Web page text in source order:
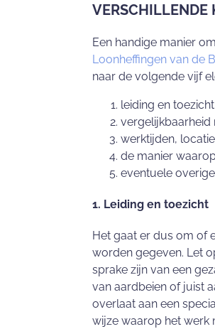
VERSCHILLENDE
Een handige manier
Loonheffingen van de
naar de volgende vijf
leiding en toezicht
vergelijkbaarheid
werktijden,
de manier
eventuele
1. Leiding en toezicht
Het gaat er dus om of
worden gegeven. Let
sprake zijn van een
van aardbeien of juist
overlaat aan een
wijze waarop het werk